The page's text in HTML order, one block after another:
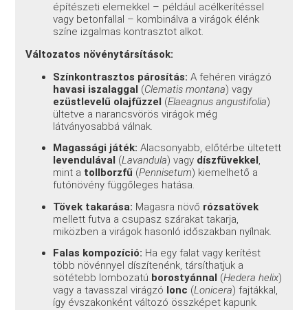
építészeti elemekkel – például acélkerítéssel
vagy betonfallal – kombinálva a virágok élénk
színe izgalmas kontrasztot alkot.
Változatos növénytársítások:
Színkontrasztos párosítás: A fehéren virágzó
havasi iszalaggal (Clematis montana) vagy
ezüstlevelű olajfűzzel (Elaeagnus angustifolia)
ültetve a narancsvörös virágok még
látványosabbá válnak.
Magassági játék: Alacsonyabb, előtérbe ültetett
levendulával (Lavandula) vagy díszfüvekkel,
mint a tollborzfű (Pennisetum) kiemelhető a
futónövény függőleges hatása.
Tövek takarása: Magasra növő rózsatövek
mellett futva a csupasz szárakat takarja,
miközben a virágok hasonló időszakban nyílnak.
Falas kompozíció: Ha egy falat vagy kerítést
több növénnyel díszítenénk, társíthatjuk a
sötétebb lombozatú borostyánnal (Hedera helix)
vagy a tavasszal virágzó lonc (Lonicera) fajtákkal,
így évszakonként változó összképet kapunk.